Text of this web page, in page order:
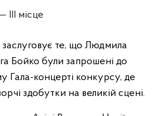
місце
заслуговує те, що Людмила
Бойко були запрошені до
Гала-концерті конкурсу, де
здобутки на великій сцені.